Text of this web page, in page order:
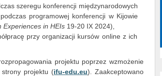
szeregu konferencji międzynarodowych
programowej konferencji w Kijowie
Experiences in HEIs 19-20 IX 2024),
przy organizacji kursów online z ich
projektu poprzez wzmożenie
strony projektu (ifu-edu.eu). Zaakceptowano